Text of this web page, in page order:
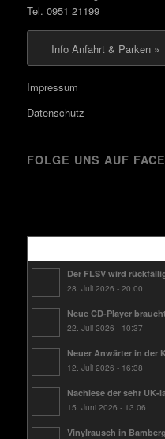
Tel. 0951 21199
Info Anfahrt & Parken »
Impressum
Datenschutz
FOLGE UNS AUF
Der FLSV wird
28. Juli 2026 - 20:00
Neue CD-Player
22. Juli 2026 - 10:37
Neuer Anwärter in der
12. Juli 2026 - 16:38
Nachlese der sehr UK-
15. Juni 2026 - 13:06
Vinylrausch in